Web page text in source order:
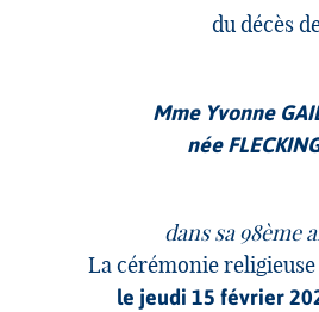
du décès
Mme Yvonne
née
dans sa 98ème
La cérémonie
le jeudi 15 février